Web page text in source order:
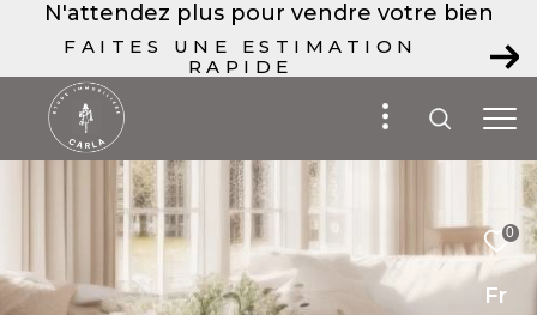
N'attendez plus pour vendre votre bien
FAITES UNE ESTIMATION
RAPIDE
0
Fr